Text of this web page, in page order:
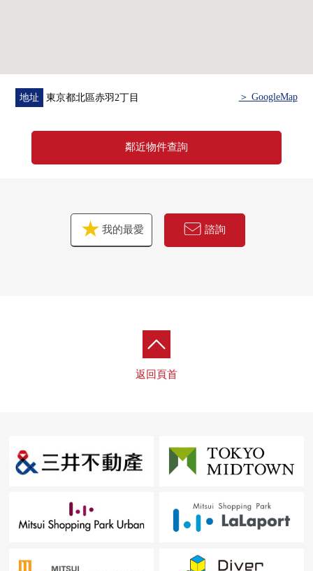
・鞋櫃2個地方有
・每兩面派采光的開放感覺某一個客廳·餐廳，約17.9張塌
・與家族的會話興奮起來的開放式廚房(從屬於櫃台)
■ 在找想要的家方面給予幫助的━━━━━・・・
房屋的詳細、需討論是如感興趣,歡迎請隨時聯繫我們。
地址 東京都北區赤羽2丁目 ＞ GoogleMap
鄰近物件查詢
我的最愛 諮詢
返回頁首